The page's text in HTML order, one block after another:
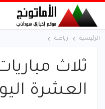
الرئيسية رياضة
ثلاث
العشرة